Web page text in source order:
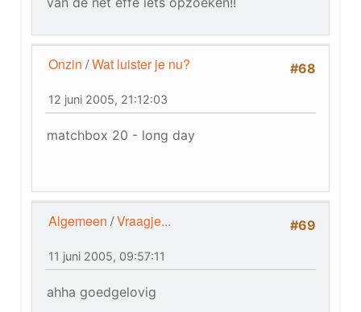
#68
Onzin /Wat luister je nu?
12 juni 2005, 21:12:03
matchbox 20 - long day
#69
Algemeen /Vraagje...
11 juni 2005, 09:57:11
ahha goedgelovig